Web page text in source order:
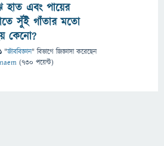
হাত এবং পায়ের
সুঁই গাঁতার মতো
কেনো?
"জীববিজ্ঞান" বিভাগে জিজ্ঞাসাকরেছেন
(730 পয়েন্ট)